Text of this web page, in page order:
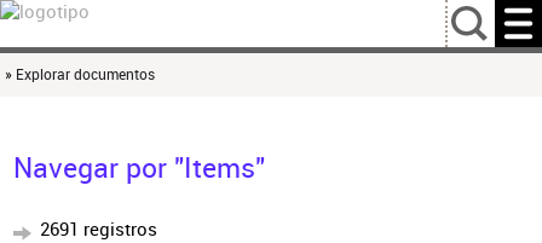
…
» Explorar documentos
Navegar por "Items"
2691 registros